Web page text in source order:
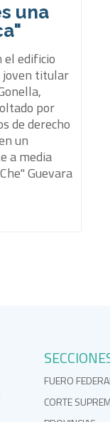
una
el edificio
joven titular
por
de derecho
un
a media
Guevara
FUERO
CORTE